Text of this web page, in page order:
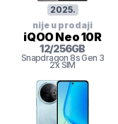
2025.
nije u prodaji
iQOO Neo 10R
12/256GB
Snapdragon 8s Gen 3
2x SIM